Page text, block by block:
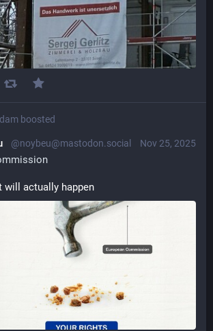
boosted
Nov 25, 2025
@noybeu@mastodon.social
will actually happen